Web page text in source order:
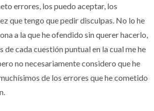
errores, los puedo aceptar, los
que tengo que pedir disculpas. No lo he
a la que he ofendido sin querer hacerlo,
cada cuestión puntual en la cual me he
no necesariamente considero que he
de los errores que he cometido